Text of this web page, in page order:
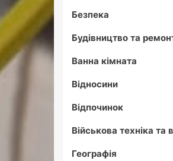
Безпека
Будівництво та
Ванна кімната
Відносини
Відпочинок
Військова техніка та
Географія